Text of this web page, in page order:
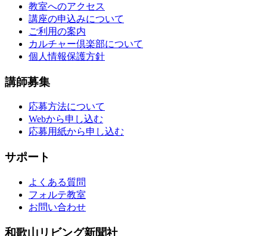
教室へのアクセス
講座の申込みについて
ご利用の案内
カルチャー倶楽部について
個人情報保護方針
講師募集
応募方法について
Webから申し込む
応募用紙から申し込む
サポート
よくある質問
フォルテ教室
お問い合わせ
和歌山リビング新聞社